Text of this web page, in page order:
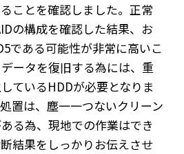
ことを確認しました。正常
の構成を確認した結果、お
である可能性が非常に高いこ
ータを復旧する為には、重
ているHDDが必要となりま
置は、塵一一つないクリーン
る為、現地での作業はでき
結果をしっかりお伝えさせ